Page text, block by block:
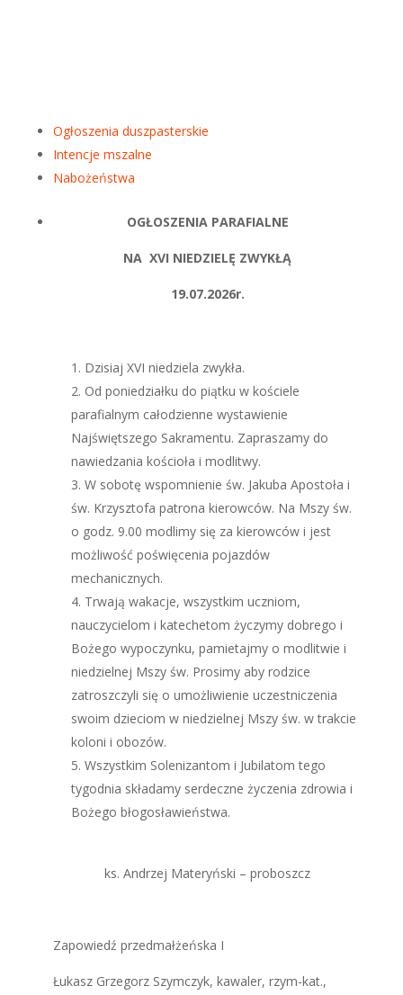
Ogłoszenia duszpasterskie
Intencje mszalne
Nabożeństwa
OGŁOSZENIA PARAFIALNE
NA XVI NIEDZIELĘ ZWYKŁĄ
19.07.2026r.
Dzisiaj XVI niedziela zwykła.
Od poniedziałku do piątku w kościele
parafialnym całodzienne wystawienie
Najświętszego Sakramentu. Zapraszamy do
nawiedzania kościoła i modlitwy.
W sobotę wspomnienie św. Jakuba Apostoła i
św. Krzysztofa patrona kierowców. Na Mszy św.
o godz. 9.00 modlimy się za kierowców i jest
możliwość poświęcenia pojazdów
mechanicznych.
Trwają wakacje, wszystkim uczniom,
nauczycielom i katechetom życzymy dobrego i
Bożego wypoczynku, pamietajmy o modlitwie i
niedzielnej Mszy św. Prosimy aby rodzice
zatroszczyli się o umożliwienie uczestniczenia
swoim dzieciom w niedzielnej Mszy św. w trakcie
koloni i obozów.
Wszystkim Solenizantom i Jubilatom tego
tygodnia składamy serdeczne życzenia zdrowia i
Bożego błogosławieństwa.
ks. Andrzej Materyński – proboszcz
Zapowiedź przedmałżeńska I
Łukasz Grzegorz Szymczyk, kawaler, rzym-kat.,